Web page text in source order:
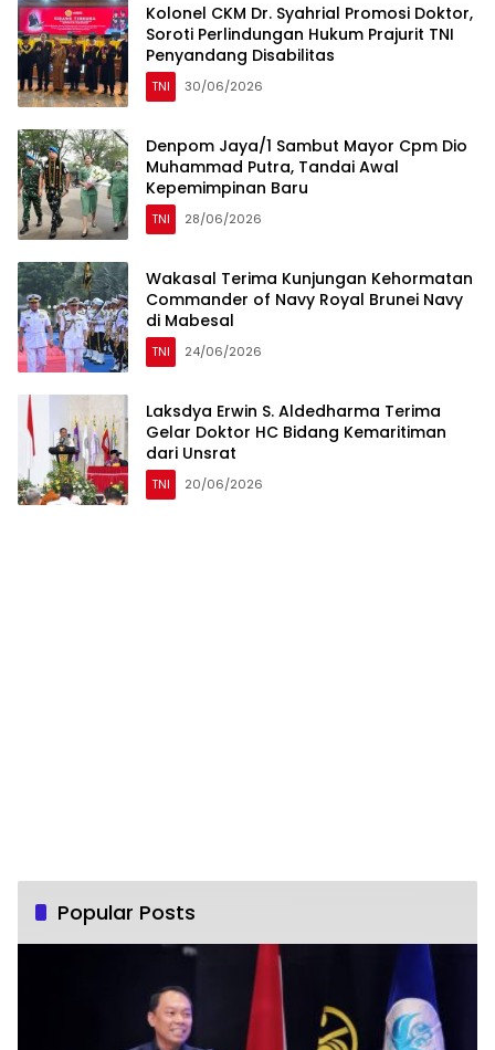
Kolonel CKM Dr. Syahrial Promosi Doktor,
Soroti Perlindungan Hukum Prajurit TNI
Penyandang Disabilitas
TNI 30/06/2026
Denpom Jaya/1 Sambut Mayor Cpm Dio
Muhammad Putra, Tandai Awal
Kepemimpinan Baru
TNI 28/06/2026
Wakasal Terima Kunjungan Kehormatan
Commander of Navy Royal Brunei Navy
di Mabesal
TNI 24/06/2026
Laksdya Erwin S. Aldedharma Terima
Gelar Doktor HC Bidang Kemaritiman
dari Unsrat
TNI 20/06/2026
Popular Posts